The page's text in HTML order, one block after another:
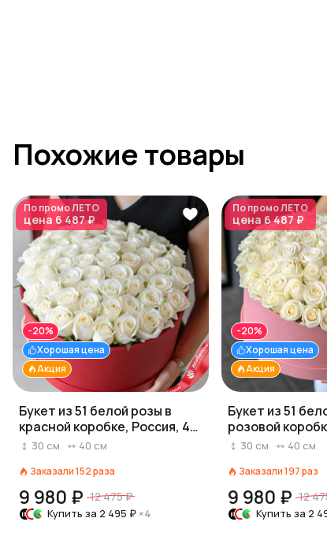
Похожие товары
По промоЛЕТО
цена 6 487 ₽
Акция
Хорошая цена
-20%
Букет из 51 белой розы в
красной коробке, Россия, 40
см30 см 40 см
Заказали152раза
9 980 ₽ 12 475 ₽
Купить за 2 495 ₽ ×4
По промоЛЕТО
цена 6 487 ₽
Акция
Хорошая цена
-20%
Букет из 51
розовой
см30 см 40 см
Заказали197раз
9 980 ₽ 12
Купить за 2